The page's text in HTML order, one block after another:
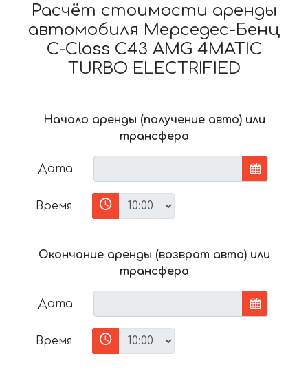
Расчёт стоимости аренды
автомобиля Мерседес-Бенц
C-Class C43 AMG 4MATIC
TURBO ELECTRIFIED
Начало аренды (получение авто) или
трансфера
Дата
Время
Окончание аренды (возврат авто) или
трансфера
Дата
Время